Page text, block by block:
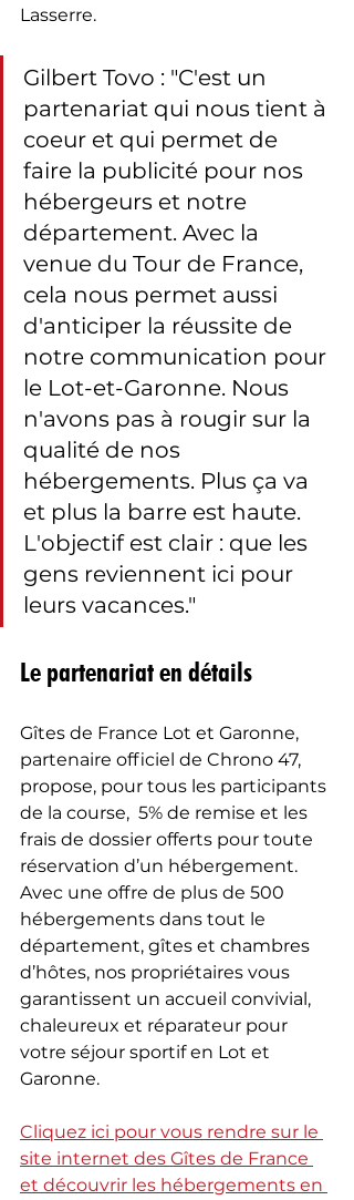
Lasserre.
Gilbert Tovo : "C'est un
partenariat qui nous tient à
coeur et qui permet de
faire la publicité pour nos
hébergeurs et notre
département. Avec la
venue du Tour de France,
cela nous permet aussi
d'anticiper la réussite de
notre communication pour
le Lot-et-Garonne. Nous
n'avons pas à rougir sur la
qualité de nos
hébergements. Plus ça va
et plus la barre est haute.
L'objectif est clair : que les
gens reviennent ici pour
leurs vacances."
Le partenariat en détails
Gîtes de France Lot et Garonne,
partenaire officiel de Chrono 47,
propose, pour tous les participants
de la course,  5% de remise et les
frais de dossier offerts pour toute
réservation d’un hébergement.
Avec une offre de plus de 500
hébergements dans tout le
département, gîtes et chambres
d’hôtes, nos propriétaires vous
garantissent un accueil convivial,
chaleureux et réparateur pour
votre séjour sportif en Lot et
Garonne.
Cliquez ici pour vous rendre sur le
site internet des Gîtes de France
et découvrir les hébergements en